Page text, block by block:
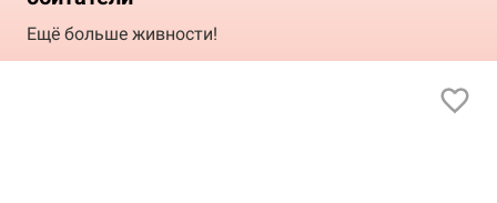
Ещё больше живности!